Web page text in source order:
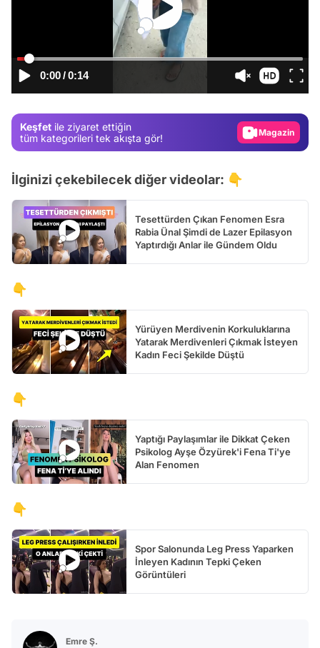
0:00/0:14
Keşfet ile ziyaret ettiğin
tüm kategorileri tek akışta gör!
Test
Gündem
Video
İlginizi çekebilecek diğer videolar: 👇
Tesettürden Çıkan Fenomen Esra
Rabia Ünal Şimdi de Lazer Epilasyon
Yaptırdığı Anlar ile Gündem Oldu
👇
Yürüyen Merdivenin Korkuluklarına
Yatarak Merdivenleri Çıkmak İsteyen
Kadın Feci Şekilde Düştü
👇
Yaptığı Paylaşımlar ile Dikkat Çeken
Psikolog Ayşe Özyürek'i Fena Ti'ye
Alan Fenomen
👇
Spor Salonunda Leg Press Yaparken
İnleyen Kadının Tepki Çeken
Görüntüleri
Emre Ş.